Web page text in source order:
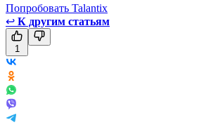
Попробовать Talantix
↩ К другим статьям
1